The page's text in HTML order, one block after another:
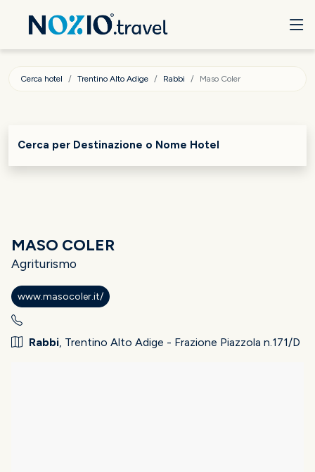
Cerca hotel Trentino Alto Adige Rabbi Maso Coler
Cerca per Destinazione o Nome Hotel
MASO COLER
Agriturismo
www.masocoler.it/
Rabbi, Trentino Alto Adige - Frazione Piazzola n.171/D